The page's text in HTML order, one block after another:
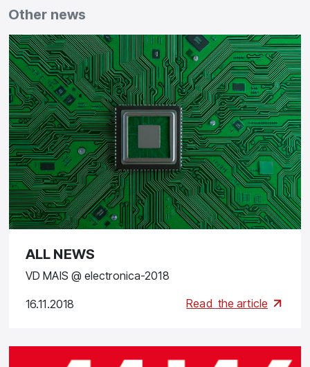
Other news
ALL NEWS
VD MAIS @ electronica-2018
16.11.2018 Read the article